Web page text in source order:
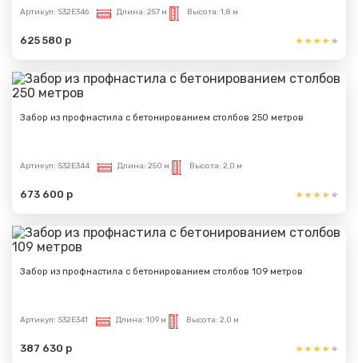
Артикул: S32E346 Длина: 257 м Высота: 1,8 м
625 580 р
Забор из профнастила с бетонированием столбов 250 метров
Артикул: S32E344 Длина: 250 м Высота: 2,0 м
673 600 р
Забор из профнастила с бетонированием столбов 109 метров
Артикул: S32E341 Длина: 109 м Высота: 2,0 м
387 630 р